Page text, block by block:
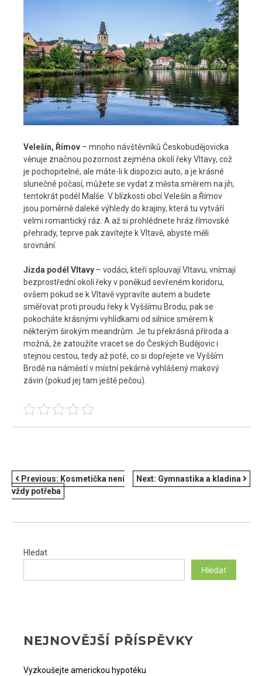
Velešín, Římov – mnoho návštěvníků Českobudějovicka
věnuje značnou pozornost zejména okolí řeky Vltavy, což
je pochopitelné, ale máte-li k dispozici auto, a je krásné
slunečné počasí, můžete se vydat z města směrem na jih,
tentokrát podél Malše. V blízkosti obcí Velešín a Římov
jsou poměrně daleké výhledy do krajiny, která tu vytváří
velmi romantický ráz. A až si prohlédnete hráz římovské
přehrady, teprve pak zavítejte k Vltavě, abyste měli
srovnání.
Jízda podél Vltavy – vodáci, kteří splouvají Vltavu, vnímají
bezprostřední okolí řeky v poněkud sevřeném koridoru,
ovšem pokud se k Vltavě vypravíte autem a budete
směřovat proti proudu řeky k Vyššímu Brodu, pak se
pokocháte krásnými vyhlídkami od silnice směrem k
některým širokým meandrům. Je tu překrásná příroda a
možná, že zatoužíte vracet se do Českých Budějovic i
stejnou cestou, tedy až poté, co si dopřejete ve Vyšším
Brodě na náměstí v místní pekárně vyhlášený makový
závin (pokud jej tam ještě pečou).
NAVIGACE
PRO
Previous: Kosmetička není
vždy potřeba
Next: Gymnastika a kladina
Hledat
Hledat
NEJNOVĚJŠÍ PŘÍSPĚVKY
Vyzkoušejte americkou hypotéku